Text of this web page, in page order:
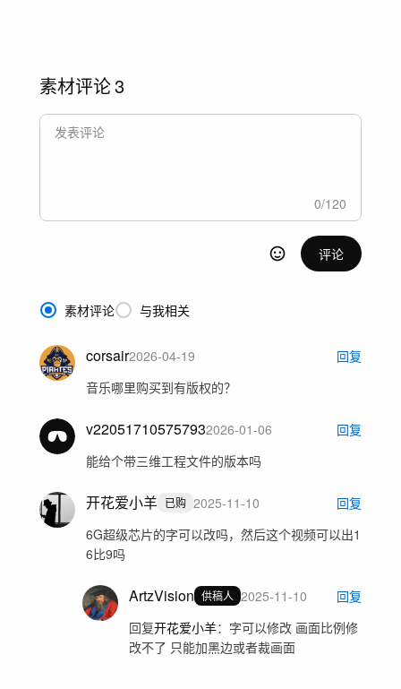
素材评论3
0/120
评论
素材评论 与我相关
corsair2026-04-19
回复
音乐哪里购买到有版权的？
v220517105757932026-01-06
回复
能给个带三维工程文件的版本吗
开花爱小羊 已购 2025-11-10
回复
6G超级芯片的字可以改吗，然后这个视频可以出1
6比9吗
ArtzVision 供稿人 2025-11-10
回复
回复开花爱小羊： 字可以修改 画面比例修
改不了 只能加黑边或者裁画面